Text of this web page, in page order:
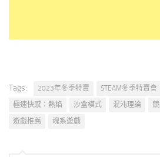
Tags: 2023年冬季特賣 STEAM冬季特賣會
極速快感：熱焰
沙盒模式 混沌理論
遊戲推薦
魂系遊戲